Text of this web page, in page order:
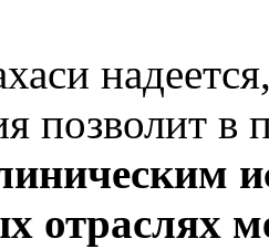
позволит в
отраслях